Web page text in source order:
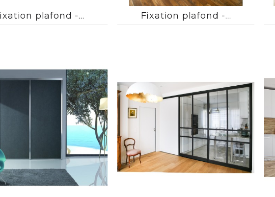
plafond -... Fixation plafond -...
     